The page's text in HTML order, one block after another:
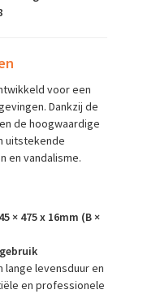
voor een
Dankzij de
de hoogwaardige
uitstekende
en vandalisme.
× 475 x 16mm (B ×
levensduur en
en professionele